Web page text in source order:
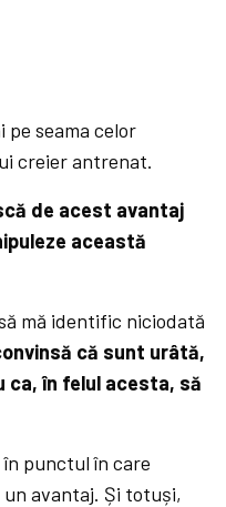
pe seama celor
creier antrenat.
de acest avantaj
această
mă identific niciodată
că sunt urâtă,
ca, în felul acesta, să
în punctul în care
avantaj. Și totuși,